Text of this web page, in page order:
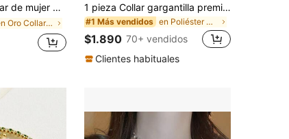
de vidrio brillantes, adecuado para uso diario
en Oro Collares de cuentas para mujer
1 pieza Collar gargantilla premium vintage desgastado con estrella, cadena de clavícula estilo punk oscuro para mujer, uso diario
#1 Más vendidos en Poliéster Collares De Mujer
$1.890 70+ vendidos
Clientes habituales